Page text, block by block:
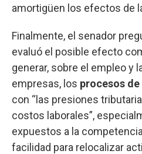
amortigüen los efectos de
Finalmente, el senador
evaluó el posible efecto
generar, sobre el empleo y
empresas, los procesos
con “las presiones
costos laborales”,
expuestos a la
facilidad para relocalizar